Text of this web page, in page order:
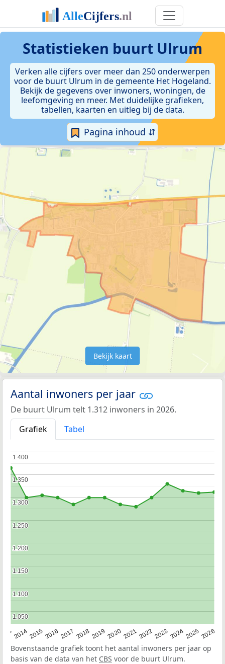
Statistieken buurt Ulrum
Verken alle cijfers over meer dan 250 onderwerpen
voor de buurt Ulrum in de gemeente Het Hogeland.
Bekijk de gegevens over inwoners, woningen, de
leefomgeving en meer. Met duidelijke grafieken,
tabellen, kaarten en uitleg bij de data.
Pagina inhoud ⇵
Bekijk kaart
Aantal inwoners per jaar
De buurt Ulrum telt 1.312 inwoners in 2026.
Grafiek
Tabel
2014201520162017 20182019 2020202120222023202420252026
1.050
1.050
1.100
1.100
1.150
1.150
1.200
1.200
1.250
1.250
1.300
1.300
1.350
1.350
1.400
1.400
Bovenstaande grafiek toont het aantal inwoners per jaar op
basis van de data van het CBS voor de buurt Ulrum.